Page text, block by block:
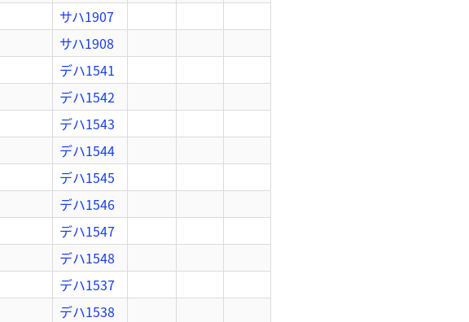
サハ1907
サハ1908
デハ1541
デハ1542
デハ1543
デハ1544
デハ1545
デハ1546
デハ1547
デハ1548
デハ1537
デハ1538